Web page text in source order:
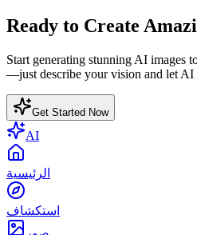
Ready to Create
Start generating stunning AI images
—just describe your vision and let AI
Get Started Now
AI
الرئيسية
استكشاف